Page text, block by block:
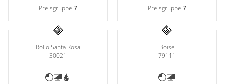
Preisgruppe7 Preisgruppe 7
Rollo Santa Rosa
30021
Boise
79111